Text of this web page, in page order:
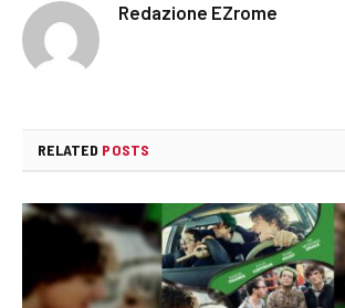
Redazione EZrome
RELATED POSTS